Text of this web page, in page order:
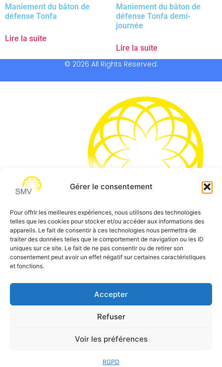
Gérer le consentement
Pour offrir les meilleures expériences, nous utilisons des technologies
telles que les cookies pour stocker et/ou accéder aux informations des
appareils. Le fait de consentir à ces technologies nous permettra de
traiter des données telles que le comportement de navigation ou les ID
uniques sur ce site. Le fait de ne pas consentir ou de retirer son
consentement peut avoir un effet négatif sur certaines caractéristiques
et fonctions.
Accepter
Refuser
Voir les préférences
RGPD
Maniement du bâton de
défense Tonfa
Lire la suite
Maniement du bâton de
défense Tonfa demi-
journée
Lire la suite
© 2026 All Rights Reserved.
SMV permet de vous aider à gagner du temps et vous
permettre de vous concentrer sur l’essentiel de votre
métier
Téléphone:0 805 69 64 75 / 02 37 34 04 04
contact@smvformation.fr
Création & Hébergement Web Cloud par